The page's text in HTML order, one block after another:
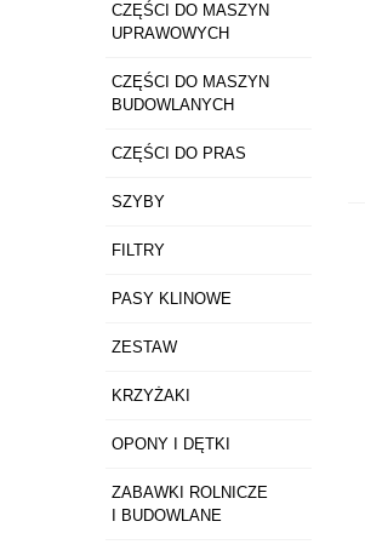
CZĘŚCI DO MASZYN
UPRAWOWYCH
CZĘŚCI DO MASZYN
BUDOWLANYCH
CZĘŚCI DO PRAS
SZYBY
FILTRY
PASY KLINOWE
ZESTAW
KRZYŻAKI
OPONY I DĘTKI
ZABAWKI ROLNICZE
I BUDOWLANE